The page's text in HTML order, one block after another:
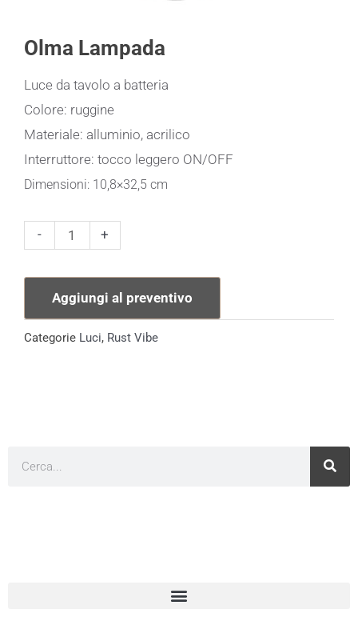
Olma Lampada
Luce da tavolo a batteria
Colore: ruggine
Materiale: alluminio, acrilico
Interruttore: tocco leggero ON/OFF
Dimensioni: 10,8×32,5 cm
-
Olma
quantità
+
Aggiungi al preventivo
Categorie Luci, Rust Vibe